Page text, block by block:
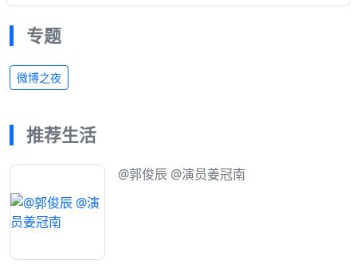
专题
微博之夜
推荐生活
@郭俊辰 @演员姜冠南